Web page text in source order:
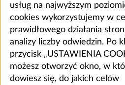
usług na najwyższym
cookies wykorzystujemy w
prawidłowego działania
analizy liczby odwiedzin. Po
przycisk „USTAWIENIA
możesz otworzyć okno, w
dowiesz się, do jakich celów